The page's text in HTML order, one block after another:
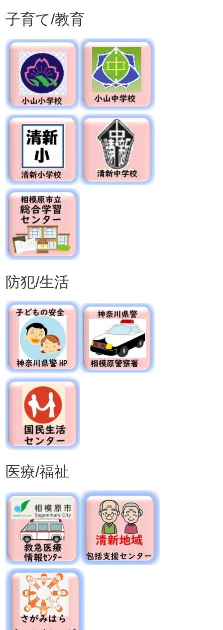
子育て/教育
防犯/生活
医療/福祉